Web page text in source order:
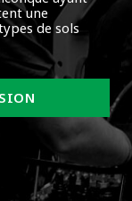
une
de sols